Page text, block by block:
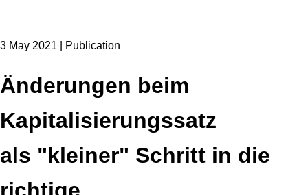
3 May 2021 | Publication
Änderungen beim
Kapitalisierungssatz
als "kleiner" Schritt in die